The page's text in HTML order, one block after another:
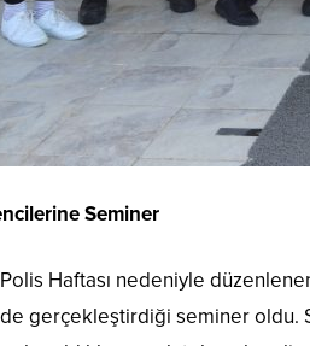
Seminer
Polis Haftası nedeniyle
gerçekleştirdiği seminer